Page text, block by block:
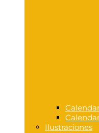
Ilustraciones